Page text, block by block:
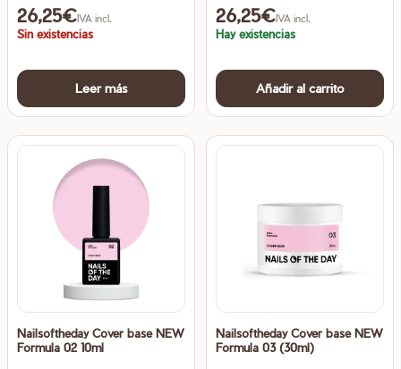
26,25€IVA incl.
Sin existencias
Leer más
26,25€IVA incl.
Hay existencias
Añadir al carrito
Nailsoftheday Cover base NEW
Formula 02 10ml
Nailsoftheday Cover base NEW
Formula 03 (30ml)